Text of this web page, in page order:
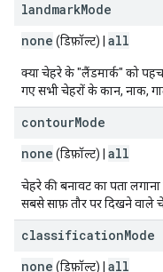
landmarkMode
none (डिफ़ॉल्ट) | all
क्या चेहरे के "लैंडमार्क" को
गए सभी चेहरों के कान, नाक,
contourMode
none (डिफ़ॉल्ट) | all
चेहरे की बनावट का पता
सबसे साफ़ तौर पर दिखने वाले
classificationMode
none (डिफ़ॉल्ट) | all